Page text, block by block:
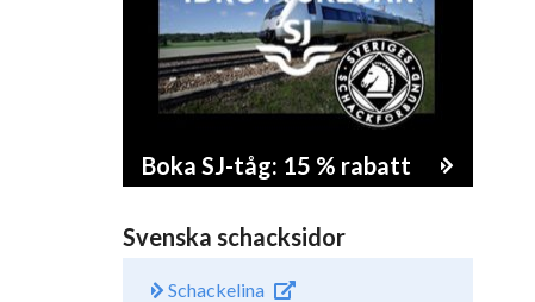
Boka SJ-tåg: 15 % rabatt
Svenska schacksidor
Schackelina